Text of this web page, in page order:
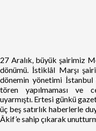
27 Aralık, büyük şairimiz
dönümü. İstiklâl Marşı
dönemin yönetimi
tören yapılmaması ve
uyarmıştı. Ertesi günkü
üç beş satırlık haberlerle
Âkif’e sahip çıkarak